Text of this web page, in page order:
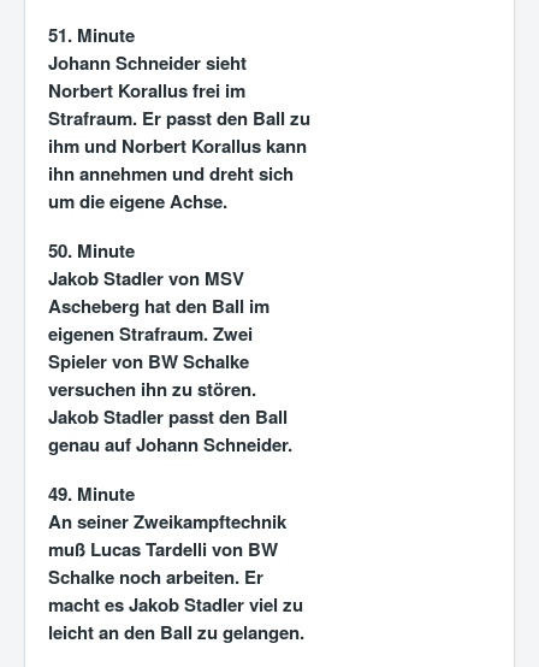
51. Minute
Johann Schneider sieht
Norbert Korallus frei im
Strafraum. Er passt den Ball zu
ihm und Norbert Korallus kann
ihn annehmen und dreht sich
um die eigene Achse.
50. Minute
Jakob Stadler von MSV
Ascheberg hat den Ball im
eigenen Strafraum. Zwei
Spieler von BW Schalke
versuchen ihn zu stören.
Jakob Stadler passt den Ball
genau auf Johann Schneider.
49. Minute
An seiner Zweikampftechnik
muß Lucas Tardelli von BW
Schalke noch arbeiten. Er
macht es Jakob Stadler viel zu
leicht an den Ball zu gelangen.